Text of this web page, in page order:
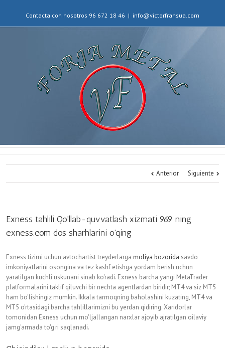
Contacta con nosotros 96 672 18 46 | info@victorfransua.com
Anterior Siguiente
Exness tahlili Qo'llab-quvvatlash xizmati 969 ning
exness.com dos sharhlarini o'qing
Exness tizimi uchun avtochartist treyderlarga moliya bozorida savdo
imkoniyatlarini osongina va tez kashf etishga yordam berish uchun
yaratilgan kuchli uskunani sinab ko'radi. Exness barcha yangi MetaTrader
platformalarini taklif qiluvchi bir nechta agentlardan biridir; MT4 va siz MT5
ham bo'lishingiz mumkin. Ikkala tarmoqning baholashini kuzating, MT4 va
MT5 o'rtasidagi barcha tahlillarimizni bu yerdan qidiring.Xaridorlar
tomonidan Exness uchun mo'ljallangan narxlar ajoyib ajratilgan oilaviy
jamg'armada to'g'ri saqlanadi.